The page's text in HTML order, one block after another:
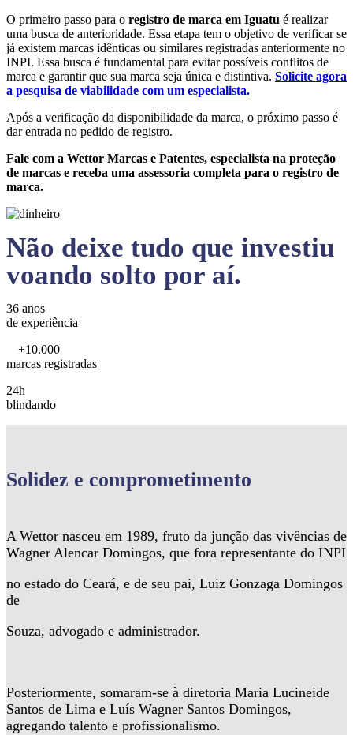
O primeiro passo para o registro de marca em Iguatu é realizar
uma busca de anterioridade. Essa etapa tem o objetivo de verificar se
já existem marcas idênticas ou similares registradas anteriormente no
INPI. Essa busca é fundamental para evitar possíveis conflitos de
marca e garantir que sua marca seja única e distintiva. Solicite agora
a pesquisa de viabilidade com um especialista.
Após a verificação da disponibilidade da marca, o próximo passo é
dar entrada no pedido de registro.
Fale com a Wettor Marcas e Patentes, especialista na proteção
de marcas e receba uma assessoria completa para o registro de
marca.
Não deixe tudo que investiu
voando solto por aí.
36 anos
de experiência
+10.000
marcas registradas
24h
blindando
Solidez e comprometimento
A Wettor nasceu em 1989, fruto da junção das vivências de
Wagner Alencar Domingos, que fora representante do INPI
no estado do Ceará, e de seu pai, Luiz Gonzaga Domingos
de
Souza, advogado e administrador.
Posteriormente, somaram-se à diretoria Maria Lucineide
Santos de Lima e Luís Wagner Santos Domingos,
agregando talento e profissionalismo.